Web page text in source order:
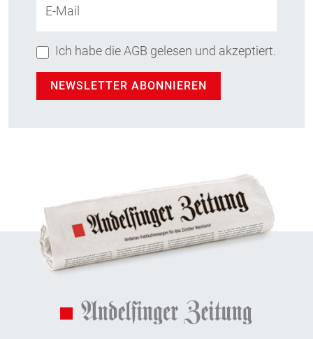
E-Mail
Ich habe die AGB gelesen und akzeptiert.
NEWSLETTER ABONNIEREN